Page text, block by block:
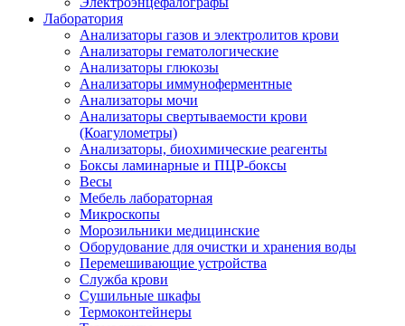
Лаборатория
Анализаторы газов и электролитов крови
Анализаторы гематологические
Анализаторы глюкозы
Анализаторы иммуноферментные
Анализаторы мочи
Анализаторы свертываемости крови
(Коагулометры)
Анализаторы, биохимические реагенты
Боксы ламинарные и ПЦР-боксы
Весы
Мебель лабораторная
Микроскопы
Морозильники медицинские
Оборудование для очистки и хранения воды
Перемешивающие устройства
Служба крови
Сушильные шкафы
Термоконтейнеры